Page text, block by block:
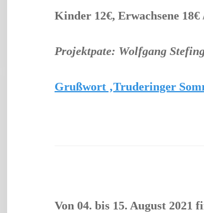
Kinder 12€, Erwachsene
Projektpate: Wolfgang
Grußwort ‚Truderinger
Von 04. bis 15. August